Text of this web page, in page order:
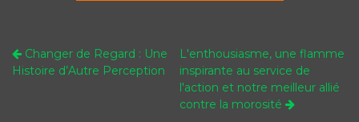
Changer de Regard : Une
Histoire d’Autre Perception
L'enthousiasme, une flamme
inspirante au service de
l'action et notre meilleur allié
contre la morosité